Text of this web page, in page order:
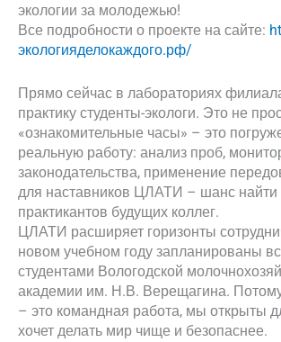
экологии за молодежью!
Все подробности о проекте на сайте:
экологияделокаждого.рф/
Прямо сейчас в лабораториях
практику студенты-экологи. Это не
«ознакомительные часы» – это
реальную работу: анализ проб,
законодательства, применение
для наставников ЦЛАТИ – шанс найти
практикантов будущих коллег.
ЦЛАТИ расширяет горизонты
новом учебном году запланированы
студентами Вологодской
академии им. Н.В. Верещагина. Потому
– это командная работа, мы открыты
хочет делать мир чище и безопаснее.